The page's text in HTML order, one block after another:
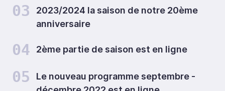
03
2023/2024 la saison de notre 20ème
anniversaire
04 2ème partie de saison est en ligne
05
Le nouveau programme septembre -